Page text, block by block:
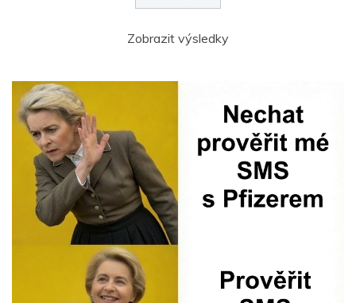
Zobrazit výsledky